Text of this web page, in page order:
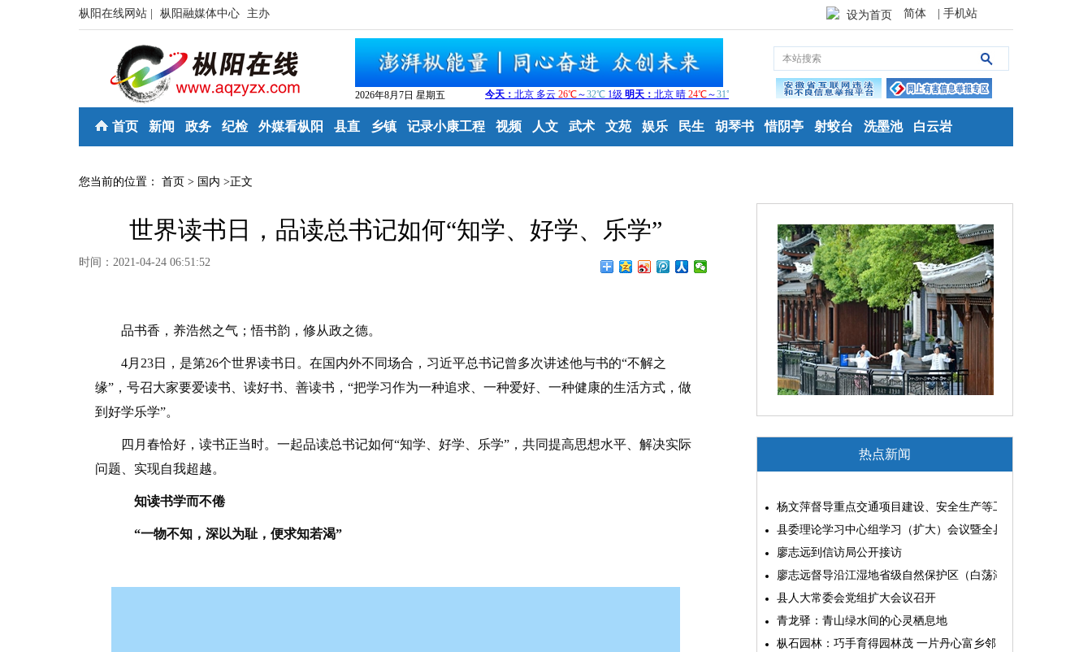
枞阳在线网站 | 枞阳融媒体中心 主办 设为首页 简体 | 手机站
2026年8月7日 星期五
首页 新闻 政务 纪检 外媒看枞阳 县直 乡镇 记录小康工程 视频 人文 武术 文苑 娱乐 民生 胡琴书 惜阴亭 射蛟台 洗墨池 白云岩
您当前的位置： 首页 > 国内 >正文
世界读书日，品读总书记如何“知学、好学、乐学”
时间：2021-04-24 06:51:52
品书香，养浩然之气；悟书韵，修从政之德。
4月23日，是第26个世界读书日。在国内外不同场合，习近平总书记曾多次讲述他与书的“不解之
缘”，号召大家要爱读书、读好书、善读书，“把学习作为一种追求、一种爱好、一种健康的生活方式，做
到好学乐学”。
四月春恰好，读书正当时。一起品读总书记如何“知学、好学、乐学”，共同提高思想水平、解决实际
问题、实现自我超越。
知读书学而不倦
“一物不知，深以为耻，便求知若渴”
热点新闻
杨文萍督导重点交通项目建设、安全生产等工作
县委理论学习中心组学习（扩大）会议暨全县“两为”能力素质
廖志远到信访局公开接访
廖志远督导沿江湿地省级自然保护区（白荡湖片区）问题整改
县人大常委会党组扩大会议召开
青龙驿：青山绿水间的心灵栖息地
枞石园林：巧手育得园林茂 一片丹心富乡邻